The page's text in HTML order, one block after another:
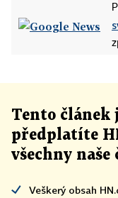
Tento článek
předplatíte
všechny naše
Veškerý obsah